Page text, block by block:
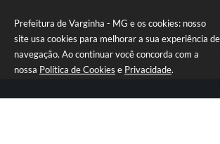
Prefeitura de Varginha - MG e os cookies: nosso
site usa cookies para melhorar a sua experiência de
navegação. Ao continuar você concorda com a
nossa Política de Cookies e Privacidade.